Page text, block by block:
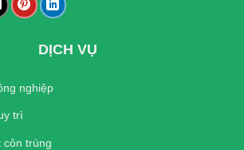
DỊCH VỤ
nghiệp
trì
côn trùng